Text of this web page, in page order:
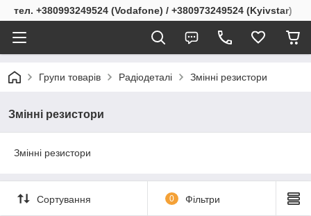
тел. +380993249524 (Vodafone) / +380973249524 (Kyivstar)
Групи товарів Радіодеталі Змінні резистори
Змінні резистори
Змінні резистори
Сортування 0 Фільтри